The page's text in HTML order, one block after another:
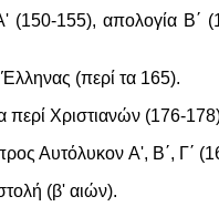
(150-155), απολογία Β΄
(περί τα 165).
περί Χριστιανών (176-
Αυτόλυκον A', Β΄, Γ΄
(β' αιών).